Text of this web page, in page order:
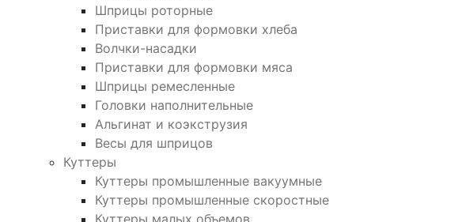
Шприцы роторные
Приставки для формовки хлеба
Волчки-насадки
Приставки для формовки мяса
Шприцы ремесленные
Головки наполнительные
Альгинат и коэкструзия
Весы для шприцов
Куттеры
Куттеры промышленные вакуумные
Куттеры промышленные скоростные
Куттеры малых объемов